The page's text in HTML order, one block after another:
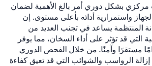
مركزي بشكل دوري أمر بالغ الأهمية لضمان
واستمرارية أدائه بأعلى مستوى. إن
المنتظمة يساعد في تجنب العديد من
التي قد تؤثر على أداء السخان، مما يوفر
مستقرًا وآمنًا. من خلال الفحص الدوري
إزالة الرواسب والشوائب التي قد تعيق كفاءة